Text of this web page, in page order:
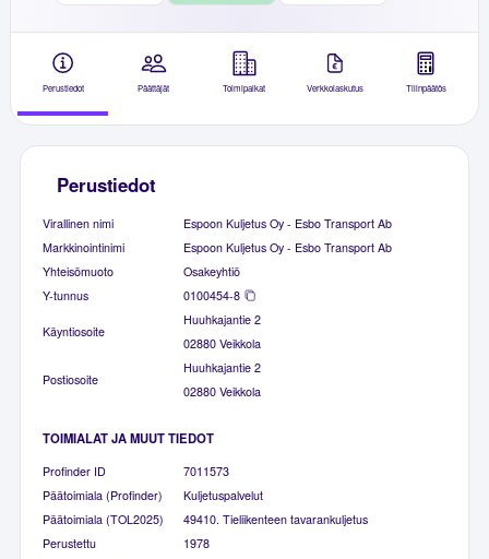
Perustiedot Päättäjät Toimipaikat Verkkolaskutus Tilinpäätös
Perustiedot
Virallinen nimi
Espoon Kuljetus Oy - Esbo Transport Ab
Markkinointinimi
Espoon Kuljetus Oy - Esbo Transport Ab
Yhteisömuoto
Osakeyhtiö
Y-tunnus
0100454-8
Käyntiosoite
Huuhkajantie 2
02880 Veikkola
Postiosoite
Huuhkajantie 2
02880 Veikkola
TOIMIALAT JA MUUT TIEDOT
Profinder ID
7011573
Päätoimiala (Profinder)
Kuljetuspalvelut
Päätoimiala (TOL2025)
49410. Tieliikenteen tavarankuljetus
Perustettu
1978